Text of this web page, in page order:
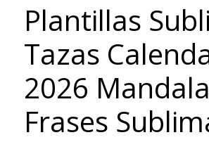
Plantillas
Tazas
2026
Frases